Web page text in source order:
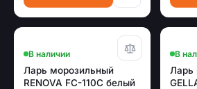
В наличии
Ларь морозильный
RENOVA FC-110C белый
В
Ларь